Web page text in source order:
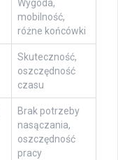
Wygoda,
mobilność,
różne końcówki
Skuteczność,
oszczędność
czasu
Brak potrzeby
nasączania,
oszczędność
pracy